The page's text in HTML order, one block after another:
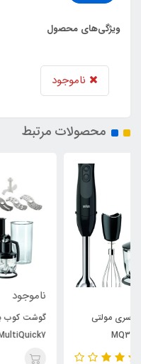
ویژگی‌های محصول
ناموجود
محصولات مرتبط
گوشت کوب براون سری
MultiQuick7 کد MQ7085X